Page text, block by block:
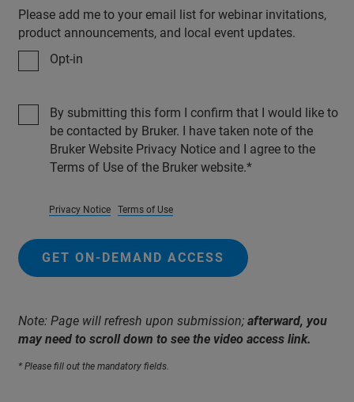
Please add me to your email list for webinar invitations,
product announcements, and local event updates.
Opt-in
By submitting this form I confirm that I would like to
be contacted by Bruker. I have taken note of the
Bruker Website Privacy Notice and I agree to the
Terms of Use of the Bruker website.
Privacy Notice Terms of Use
GET ON-DEMAND ACCESS
Note: Page will refresh upon submission; afterward, you
may need to scroll down to see the video access link.
* Please fill out the mandatory fields.